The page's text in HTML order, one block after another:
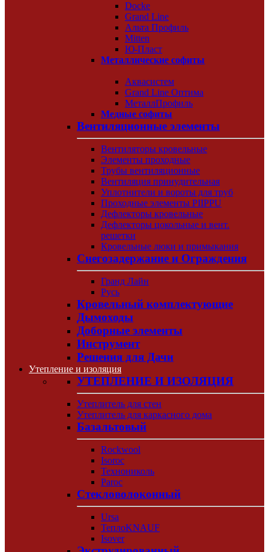
Docke
Grand Line
Альта Профиль
Mitten
Ю-Пласт
Металлические софиты
Аквасистем
Grand Line Оптима
МеталлПрофиль
Медные софиты
Вентиляционные элементы
Вентиляторы кровельные
Элементы проходные
Трубы вентиляционные
Вентиляция принудительная
Уплотнители и вороты для труб
Проходные элементы PIIPPU
Дефлекторы кровельные
Дефлекторы цокольные и вент.
решетки
Кровельные люки и примыкания
Снегозадержание и Ограждения
Гранд Лайн
Русь
Кровельный комплектующие
Дымоходы
Доборные элементы
Инструмент
Решения для Дачи
Утепление и изоляция
УТЕПЛЕНИЕ И ИЗОЛЯЦИЯ
Утеплитель для стен
Утеплитель для каркасного дома
Базальтовый
Rockwool
Isoroc
Технониколь
Paroc
Стекловолоконный
Ursa
ТеплоKNAUF
Isover